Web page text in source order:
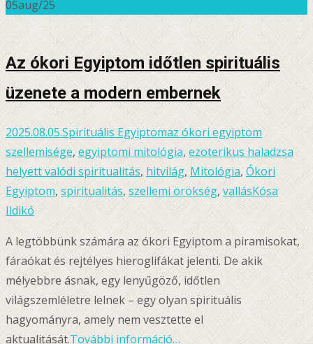
Ossza
meg
05aug/25
Az ókori Egyiptom időtlen spirituális
üzenete a modern embernek
2025.08.05.Spirituális Egyiptomaz ókori egyiptom
szellemisége,egyiptomi mitológia,ezoterikus haladzsa
helyett valódi spiritualitás, hitvilág,Mitológia,Ókori
Egyiptom,spiritualitás,szellemi örökség, vallásKósa
Ildikó
A legtöbbünk számára az ókori Egyiptom a piramisokat,
fáraókat és rejtélyes hieroglifákat jelenti. De akik
mélyebbre ásnak, egy lenyűgöző, időtlen
világszemléletre lelnek – egy olyan spirituális
hagyományra, amely nem vesztette el
aktualitását.További információ…